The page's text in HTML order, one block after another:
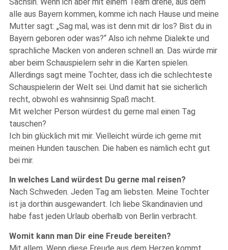
alle aus Bayern kommen, komme ich nach Hause und meine
Mutter sagt: „Sag mal, was ist denn mit dir los? Bist du in
Bayern geboren oder was?“ Also ich nehme Dialekte und
sprachliche Macken von anderen schnell an. Das würde mir
aber beim Schauspielern sehr in die Karten spielen.
Allerdings sagt meine Tochter, dass ich die schlechteste
Schauspielerin der Welt sei. Und damit hat sie sicherlich
recht, obwohl es wahnsinnig Spaß macht.
Mit welcher Person würdest du gerne mal einen Tag
tauschen?
Ich bin glücklich mit mir. Vielleicht würde ich gerne mit
meinen Hunden tauschen. Die haben es nämlich echt gut
bei mir.
In welches Land würdest Du gerne mal reisen?
Nach Schweden. Jeden Tag am liebsten. Meine Tochter
ist ja dorthin ausgewandert. Ich liebe Skandinavien und
habe fast jeden Urlaub oberhalb von Berlin verbracht.
Womit kann man Dir eine Freude bereiten?
Mit allem. Wenn diese Freude aus dem Herzen kommt,